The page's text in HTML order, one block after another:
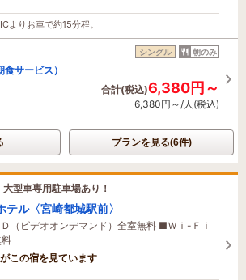
前に予約されました
よりお車で約15分程。
シングル 朝のみ
サービス）
合計(税込)6,380円～
6,380円～/人(税込)
プランを見る(6件)
型車専用駐車場あり！
テル〈宮崎都城駅前〉
（ビデオオンデマンド）全室無料 ■Ｗｉ-Ｆｉ
この宿を見ています